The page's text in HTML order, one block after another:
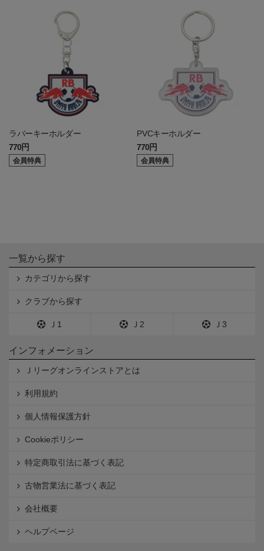
ラバーキーホルダー
770円
会員特典
PVCキーホルダー
770円
会員特典
一覧から探す
カテゴリから探す
クラブから探す
Ｊ1 Ｊ2 Ｊ3
インフォメーション
Ｊリーグオンラインストアとは
利用規約
個人情報保護方針
Cookieポリシー
特定商取引法に基づく表記
古物営業法に基づく表記
会社概要
ヘルプページ